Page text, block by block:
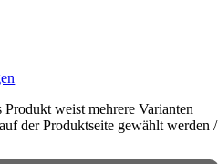
Produkt weist mehrere Varianten
der Produktseite gewählt werden/